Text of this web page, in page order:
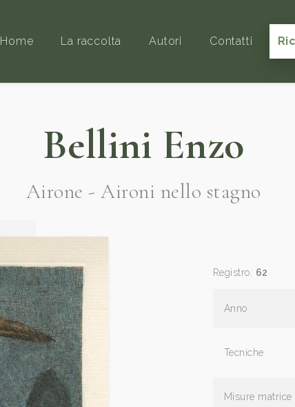
Home La raccolta Autori Contatti
Bellini Enzo
Airone - Aironi nello stagno
Registro: 62
Anno
Tecniche
Misure matrice